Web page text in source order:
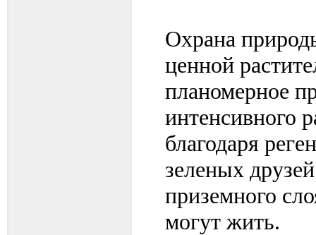
Охрана
ценной
планомерное
интенсивного
благодаря
зеленых
приземного
могут жить.